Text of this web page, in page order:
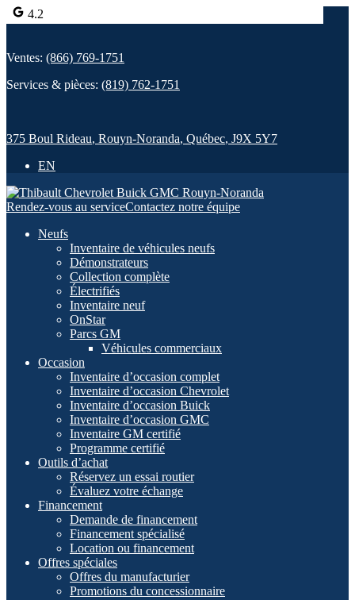
4.2
Ventes: (866) 769-1751
Services & pièces: (819) 762-1751
375 Boul Rideau, Rouyn-Noranda, Québec, J9X 5Y7
EN
Rendez-vous au serviceContactez notre équipe
Neufs
Inventaire de véhicules neufs
Démonstrateurs
Collection complète
Électrifiés
Inventaire neuf
OnStar
Parcs GM
Véhicules commerciaux
Occasion
Inventaire d’occasion complet
Inventaire d’occasion Chevrolet
Inventaire d’occasion Buick
Inventaire d’occasion GMC
Inventaire GM certifié
Programme certifié
Outils d’achat
Réservez un essai routier
Évaluez votre échange
Financement
Demande de financement
Financement spécialisé
Location ou financement
Offres spéciales
Offres du manufacturier
Promotions du concessionnaire